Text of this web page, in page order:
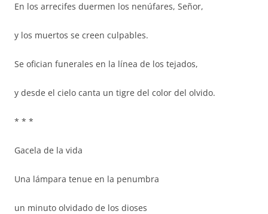
En los arrecifes duermen los nenúfares, Señor,
y los muertos se creen culpables.
Se ofician funerales en la línea de los tejados,
y desde el cielo canta un tigre del color del olvido.
* * *
Gacela de la vida
Una lámpara tenue en la penumbra
un minuto olvidado de los dioses